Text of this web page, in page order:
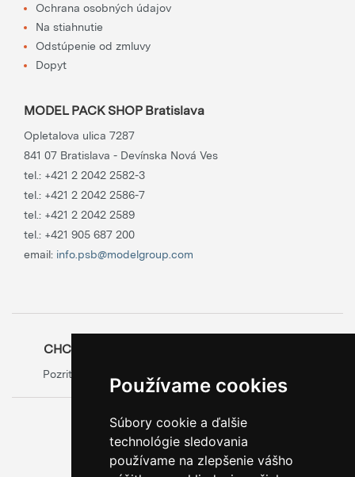
Používame cookies
Súbory cookie a ďalšie
technológie sledovania
používame na zlepšenie vášho
Ochrana osobných údajov
Na stiahnutie
Odstúpenie od zmluvy
Dopyt
MODEL PACK SHOP Bratislava
Opletalova ulica 7287
841 07 Bratislava - Devínska Nová Ves
tel.: +421 2 2042 2582-3
tel.: +421 2 2042 2586-7
tel.: +421 2 2042 2589
tel.: +421 905 687 200
email: info.psb@modelgroup.com
CHCETE SA O OBALOCH DOZVEDIEŤ VIAC?
Pozrite si oficiálny web výrobcu obalov
0800 888 123
BEZPLATNÁ INFOLINKA